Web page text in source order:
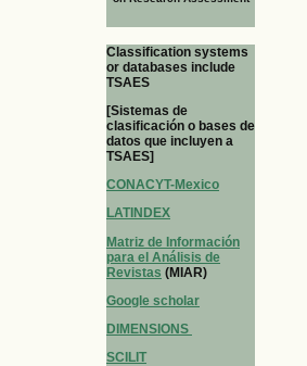
Classification systems
or databases include
TSAES
[Sistemas de
clasificación o bases de
datos que incluyen a
TSAES]
CONACYT-Mexico
LATINDEX
Matriz de Información
para el Análisis de
Revistas (MIAR)
Google scholar
DIMENSIONS
SCILIT